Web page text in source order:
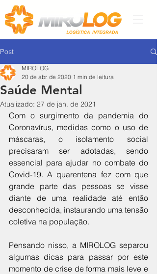
Post
Saúde Mental
MIROLOG
20 de abr. de 2020 1 min de leitura
Atualizado: 27 de jan. de 2021
Com o surgimento da pandemia do
Coronavírus, medidas como o uso de
máscaras, o isolamento social
precisaram ser adotadas, sendo
essencial para ajudar no combate do
Covid-19. A quarentena fez com que
grande parte das pessoas se visse
diante de uma realidade até então
desconhecida, instaurando uma tensão
coletiva na população.
Pensando nisso, a MIROLOG separou
algumas dicas para passar por este
momento de crise de forma mais leve e